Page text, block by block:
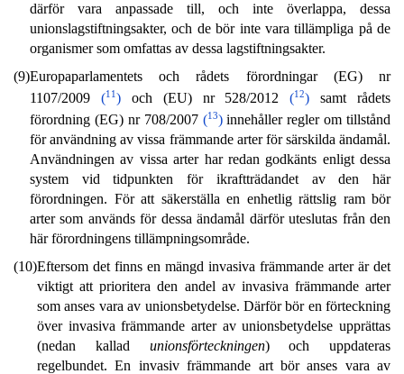
därför vara anpassade till, och inte överlappa, dessa
unionslagstiftningsakter, och de bör inte vara tillämpliga på de
organismer som omfattas av dessa lagstiftningsakter.
(9)Europaparlamentets och rådets förordningar (EG) nr
1107/2009 (11)och (EU) nr 528/2012(12) samt rådets
förordning (EG) nr 708/2007 (13)innehåller regler om tillstånd
för användning av vissa främmande arter för särskilda ändamål.
Användningen av vissa arter har redan godkänts enligt dessa
system vid tidpunkten för ikraftträdandet av den här
förordningen. För att säkerställa en enhetlig rättslig ram bör
arter som används för dessa ändamål därför uteslutas från den
här förordningens tillämpningsområde.
(10)Eftersom det finns en mängd invasiva främmande arter är det
viktigt att prioritera den andel av invasiva främmande arter
som anses vara av unionsbetydelse. Därför bör en förteckning
över invasiva främmande arter av unionsbetydelse upprättas
(nedan kallad unionsförteckningen) och uppdateras
regelbundet. En invasiv främmande art bör anses vara av